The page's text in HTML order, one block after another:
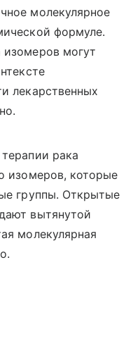
молекулярное
формуле.
могут
лекарственных
рака
изомеров, которые
группы. Открытые
вытянутой
молекулярная